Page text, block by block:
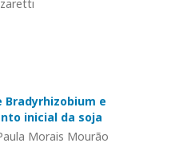
e
inicial da soja
Morais Mourão